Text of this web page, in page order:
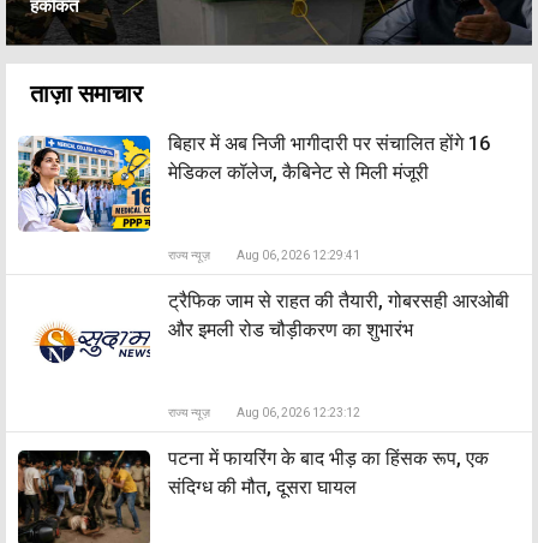
हकीकत
ताज़ा समाचार
बिहार में अब निजी भागीदारी पर संचालित होंगे 16
मेडिकल कॉलेज, कैबिनेट से मिली मंजूरी
राज्य न्यूज़ Aug 06, 2026 12:29:41
ट्रैफिक जाम से राहत की तैयारी, गोबरसही आरओबी
और इमली रोड चौड़ीकरण का शुभारंभ
राज्य न्यूज़ Aug 06, 2026 12:23:12
पटना में फायरिंग के बाद भीड़ का हिंसक रूप, एक
संदिग्ध की मौत, दूसरा घायल